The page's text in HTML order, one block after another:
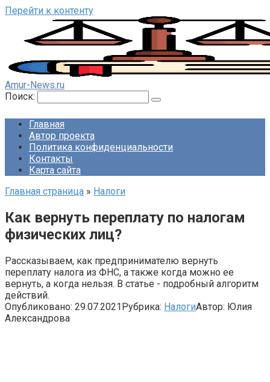
Перейти к контенту
Amur-News.ru
Поиск:
Главная
Автор проекта
Политика конфиденциальности
Контакты
Карта сайта
Главная страница » Налоги
Как вернуть переплату по налогам
физических лиц?
Рассказываем, как предпринимателю вернуть
переплату налога из ФНС, а также когда можно ее
вернуть, а когда нельзя. В статье - подробный алгоритм
действий.
Опубликовано: 29.07.2021Рубрика: НалогиАвтор: Юлия
Александрова